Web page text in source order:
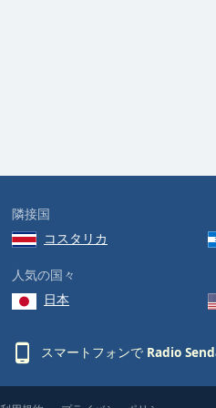
隣接国
コスタリカ
人気の国々
日本
スマートフォンで Radio